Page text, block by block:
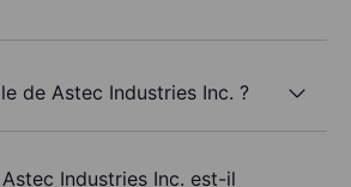
de Astec Industries Inc. ?
Industries Inc. est-il